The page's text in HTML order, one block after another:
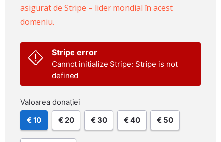
asigurat de Stripe – lider mondial în acest
domeniu.
Stripe error
Cannot initialize Stripe: Stripe is not
defined
Valoarea donației
€ 10 € 20 € 30 € 40 € 50